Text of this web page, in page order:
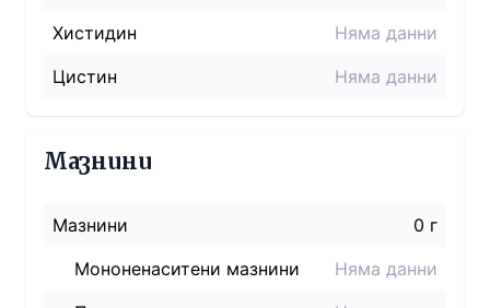
Хистидин
Няма данни
Цистин
Няма данни
Мазнини
Мазнини
0 г
Мононенаситени мазнини
Няма данни